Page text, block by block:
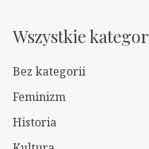
Wszystkie
Bez kategorii
Feminizm
Historia